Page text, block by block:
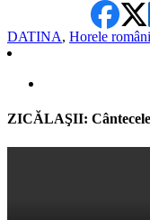
DATINA, Horele
ZICĂLAŞII: